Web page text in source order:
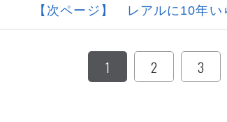
【次ページ】 レアルに10年い
1 2 3